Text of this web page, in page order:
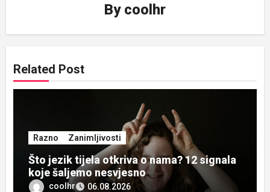
By coolhr
Related Post
Razno Zanimljivosti
Što jezik tijela otkriva o nama? 12 signala
koje šaljemo nesvjesno
coolhr 06.08.2026